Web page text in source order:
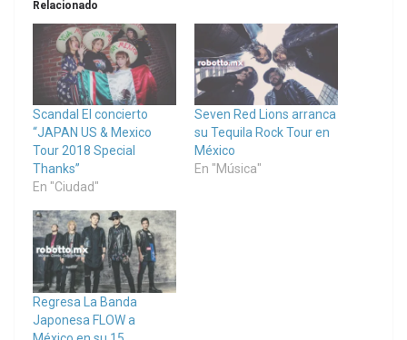
Relacionado
Scandal El concierto
“JAPAN US & Mexico
Tour 2018 Special
Thanks”
En "Ciudad"
Seven Red Lions arranca
su Tequila Rock Tour en
México
En "Música"
Regresa La Banda
Japonesa FLOW a